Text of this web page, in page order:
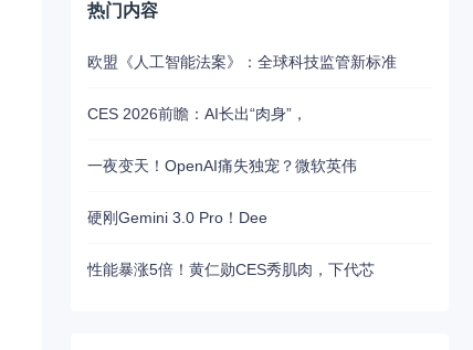
热门内容
欧盟《人工智能法案》：全球科技监管新标准
CES 2026前瞻：AI长出“肉身”，
一夜变天！OpenAI痛失独宠？微软英伟
硬刚Gemini 3.0 Pro！Dee
性能暴涨5倍！黄仁勋CES秀肌肉，下代芯